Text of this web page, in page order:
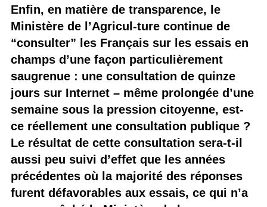
Enfin, en matière de transparence, le
Ministère de l’Agricul-ture continue de
“consulter” les Français sur les essais en
champs d’une façon particulièrement
saugrenue : une consultation de quinze
jours sur Internet – même prolongée d’une
semaine sous la pression citoyenne, est-
ce réellement une consultation publique ?
Le résultat de cette consultation sera-t-il
aussi peu suivi d’effet que les années
précédentes où la majorité des réponses
furent défavorables aux essais, ce qui n’a